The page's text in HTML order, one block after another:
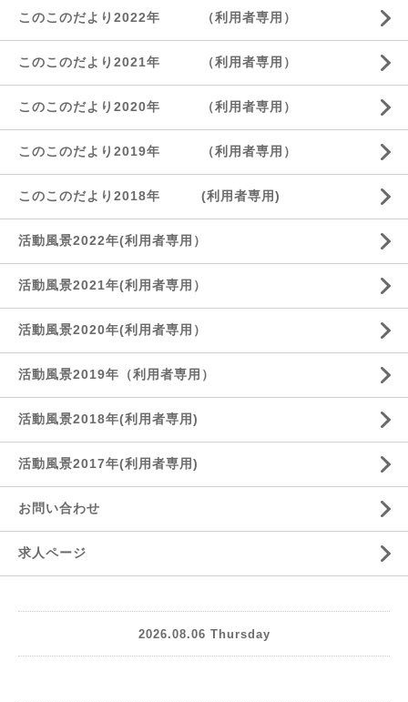
このこのだより2022年 （利用者専用）
このこのだより2021年 （利用者専用）
このこのだより2020年 （利用者専用）
このこのだより2019年 （利用者専用）
このこのだより2018年 (利用者専用)
活動風景2022年(利用者専用）
活動風景2021年(利用者専用）
活動風景2020年(利用者専用）
活動風景2019年（利用者専用）
活動風景2018年(利用者専用)
活動風景2017年(利用者専用)
お問い合わせ
求人ページ
2026.08.06 Thursday